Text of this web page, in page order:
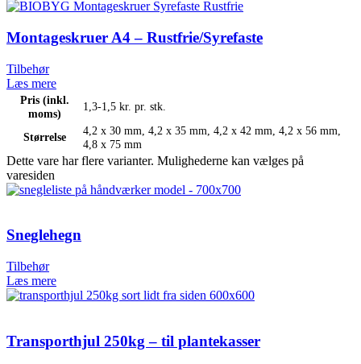
Montageskruer A4 – Rustfrie/Syrefaste
Tilbehør
Læs mere
Pris (inkl.
moms)
1,3-1,5 kr. pr. stk.
Størrelse 4,2 x 30 mm 4,2 x 35 mm 4,2 x 42 mm 4,2 x 56 mm
4,8 x 75 mm
Dette vare har flere varianter. Mulighederne kan vælges på
varesiden
Sneglehegn
Tilbehør
Læs mere
Transporthjul 250kg – til plantekasser